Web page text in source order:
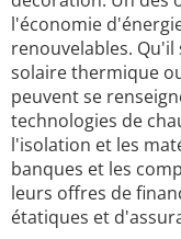
l'économie
renouvelables.
solaire thermique
peuvent se
technologies de
l'isolation et les
banques et les
leurs offres de
étatiques et